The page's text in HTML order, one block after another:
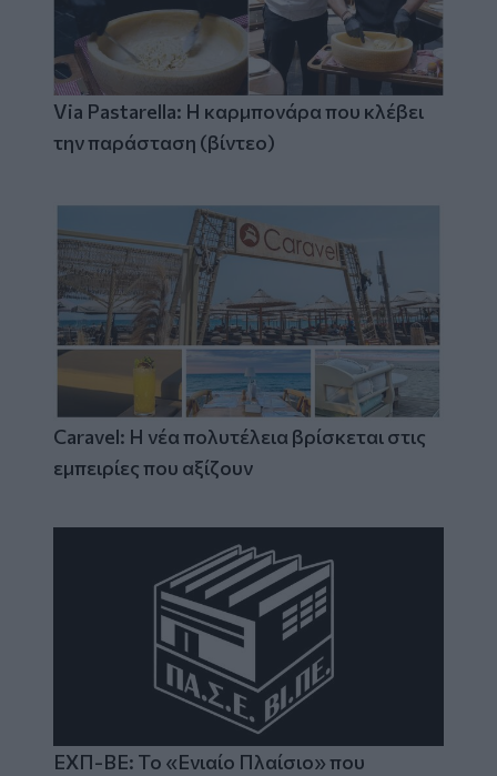
Via Pastarella: Η καρμπονάρα που κλέβει
την παράσταση (βίντεο)
Caravel: Η νέα πολυτέλεια βρίσκεται στις
εμπειρίες που αξίζουν
ΕΧΠ-ΒΕ: Το «Ενιαίο Πλαίσιο» που